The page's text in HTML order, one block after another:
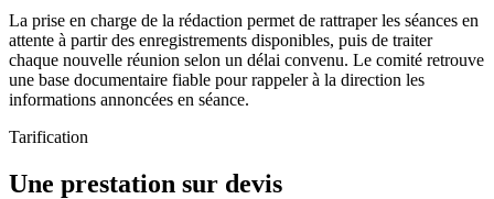
La prise en charge de la rédaction permet de rattraper les séances en
attente à partir des enregistrements disponibles, puis de traiter
chaque nouvelle réunion selon un délai convenu. Le comité retrouve
une base documentaire fiable pour rappeler à la direction les
informations annoncées en séance.
Tarification
Une prestation sur devis